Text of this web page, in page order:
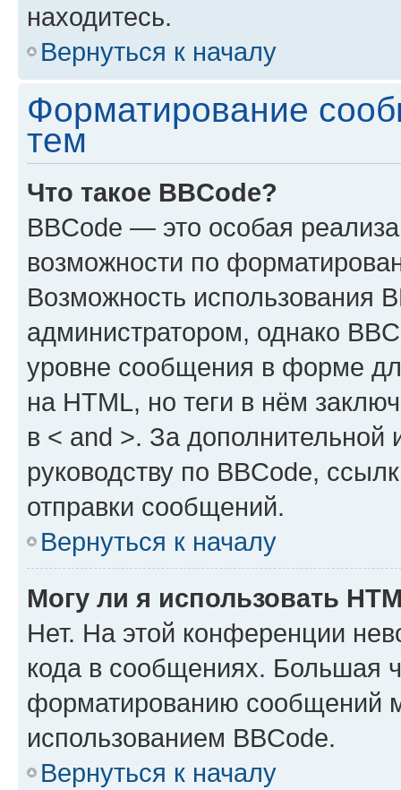
находитесь.
Вернуться к началу
Форматирование
тем
Что такое BBCode?
BBCode — это особая
возможности по
Возможность использования
администратором, однако
уровне сообщения в форме
на HTML, но теги в нём
в < and >. За
руководству по BBCode,
отправки сообщений.
Вернуться к началу
Могу ли я использовать
Нет. На этой конференции
кода в сообщениях. Большая
форматированию сообщений
использованием BBCode.
Вернуться к началу